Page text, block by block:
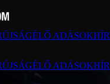
ÉLŐ ADÁSOK
ÉLŐ ADÁSOK